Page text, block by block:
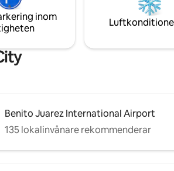
para descansar, contemplar y
calma.
inom
Benito Juarez International Airport
135 lokalinvånare rekommenderar